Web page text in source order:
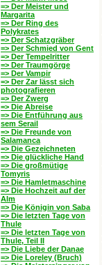
=> Der Meister und
Margarita
=> Der Ring des
Polykrates
=> Der Schatzgräber
=> Der Schmied von Gent
=> Der Tempelritter
=> Der Traumgörge
=> Der Vampir
=> Der Zar lässt sich
photografieren
=> Der Zwerg
=> Die Abreise
=> Die Entführung aus
sem Serail
=> Die Freunde von
Salamanca
=> Die Gezeichneten
=> Die glückliche Hand
=> Die großmütige
Tomyris
=> Die Hamletmaschine
=> Die Hochzeit auf der
Alm
=> Die Königin von Saba
=> Die letzten Tage von
Thule
=> Die letzten Tage von
Thule, Teil II
=> Die Liebe der Danae
=> Die Loreley (Bruch)